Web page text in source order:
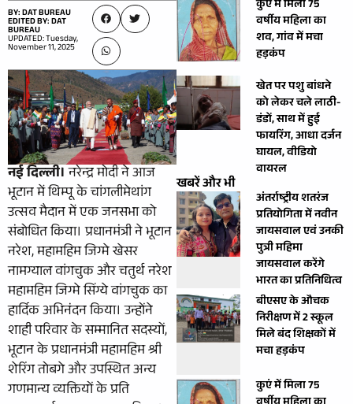
BY: DAT BUREAU
EDITED BY: DAT
BUREAU
UPDATED: Tuesday,
November 11, 2025
नई दिल्ली।नरेन्द्र मोदी ने आज
भूटान में थिम्पू के चांगलीमेथांग
उत्सव मैदान में एक जनसभा को
संबोधित किया। प्रधानमंत्री ने भूटान
नरेश, महामहिम जिग्मे खेसर
नामग्याल वांगचुक और चतुर्थ नरेश
महामहिम जिग्मे सिंग्ये वांगचुक का
हार्दिक अभिनंदन किया। उन्होंने
शाही परिवार के सम्मानित सदस्यों,
भूटान के प्रधानमंत्री महामहिम श्री
शेरिंग तोबगे और उपस्थित अन्य
गणमान्य व्यक्तियों के प्रति
कुएं में मिला 75
वर्षीय महिला का
शव, गांव में मचा
हड़कंप
खेत पर पशु बांधने
को लेकर चले लाठी-
डंडों, साथ में हुई
फायरिंग, आधा दर्जन
घायल, वीडियो
वायरल
खबरें और भी
अंतर्राष्ट्रीय शतरंज
प्रतियोगिता में नवीन
जायसवाल एवं उनकी
पुत्री महिमा
जायसवाल करेंगे
भारत का प्रतिनिधित्व
बीएसए के औचक
निरीक्षण में 2 स्कूल
मिले बंद शिक्षकों में
मचा हड़कंप
कुएं में मिला 75